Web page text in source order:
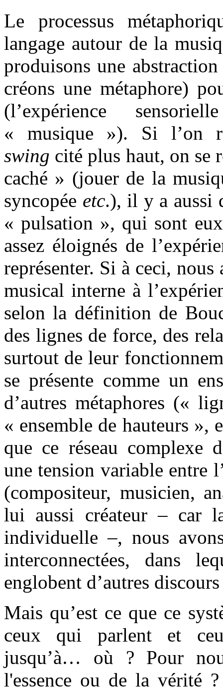
Le processus
langage autour de la
produisons une
créons une métaphore)
(l’expérience
« musique »). Si l’on
swing cité plus haut, on se
caché » (jouer de la
syncopée etc.), il y a aussi
« pulsation », qui sont
assez éloignés de
représenter. Si à ceci, nous
musical interne à
selon la définition de
des lignes de force, des
surtout de leur
se présente comme un
d’autres métaphores («
« ensemble de hauteurs »,
que ce réseau complexe
une tension variable entre
(compositeur, musicien,
lui aussi créateur – car
individuelle –, nous
interconnectées, dans
englobent d’autres
Mais qu’est ce que ce
ceux qui parlent et
jusqu’à… où ? Pour
l'essence ou de la vérité